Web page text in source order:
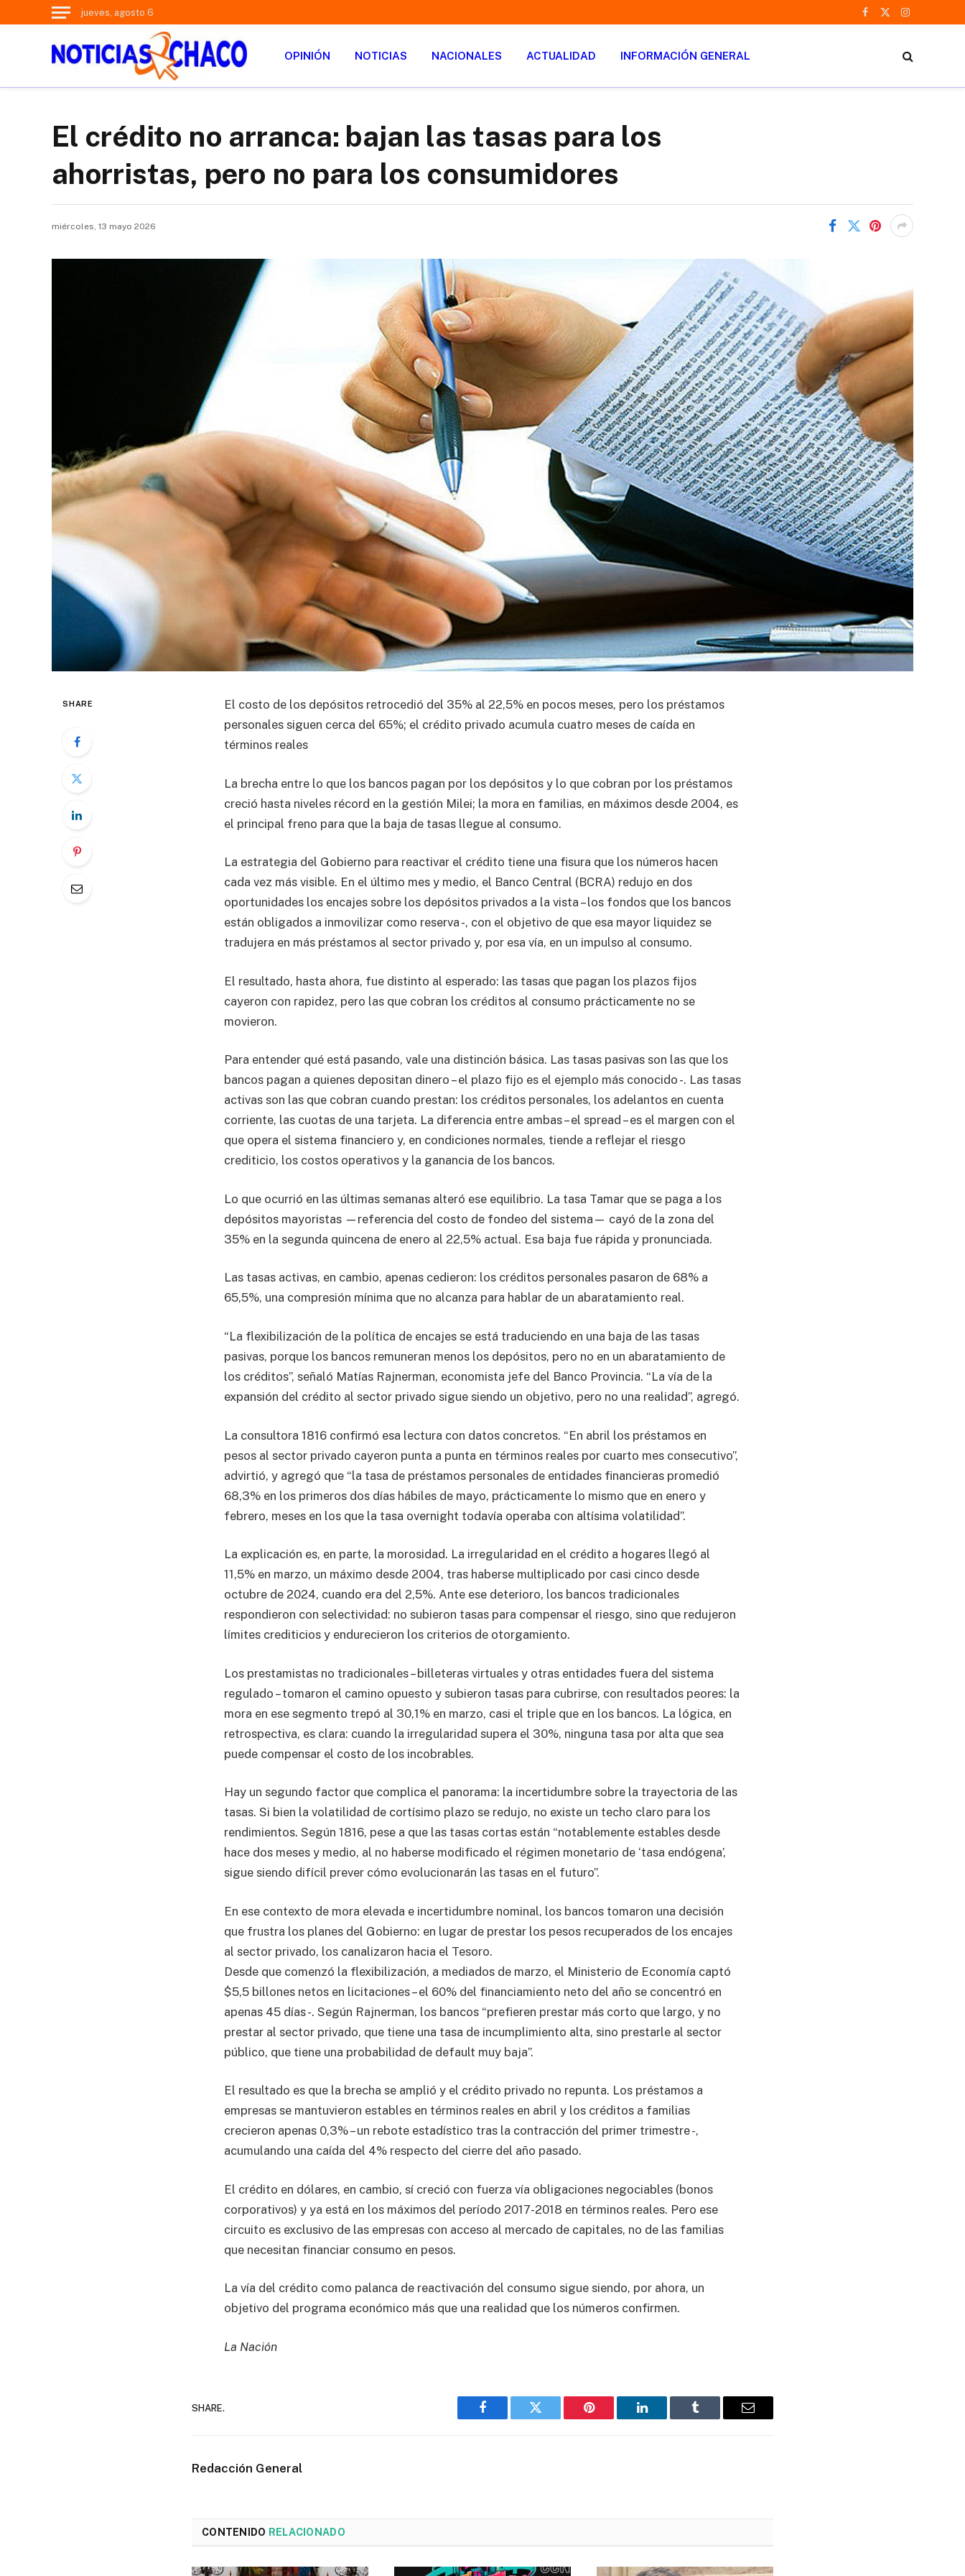
jueves, agosto 6
Facebook
X
Instagram
OPINIÓN NOTICIAS NACIONALES ACTUALIDAD INFORMACIÓN GENERAL
El crédito no arranca: bajan las tasas para los
ahorristas, pero no para los consumidores
miércoles, 13 mayo 2026
SHARE
El costo de los depósitos retrocedió del 35% al 22,5% en pocos meses, pero los préstamos
personales siguen cerca del 65%; el crédito privado acumula cuatro meses de caída en
términos reales
La brecha entre lo que los bancos pagan por los depósitos y lo que cobran por los préstamos
creció hasta niveles récord en la gestión Milei; la mora en familias, en máximos desde 2004, es
el principal freno para que la baja de tasas llegue al consumo.
La estrategia del Gobierno para reactivar el crédito tiene una fisura que los números hacen
cada vez más visible. En el último mes y medio, el Banco Central (BCRA) redujo en dos
oportunidades los encajes sobre los depósitos privados a la vista – los fondos que los bancos
están obligados a inmovilizar como reserva -, con el objetivo de que esa mayor liquidez se
tradujera en más préstamos al sector privado y, por esa vía, en un impulso al consumo.
El resultado, hasta ahora, fue distinto al esperado: las tasas que pagan los plazos fijos
cayeron con rapidez, pero las que cobran los créditos al consumo prácticamente no se
movieron.
Para entender qué está pasando, vale una distinción básica. Las tasas pasivas son las que los
bancos pagan a quienes depositan dinero – el plazo fijo es el ejemplo más conocido -. Las tasas
activas son las que cobran cuando prestan: los créditos personales, los adelantos en cuenta
corriente, las cuotas de una tarjeta. La diferencia entre ambas – el spread – es el margen con el
que opera el sistema financiero y, en condiciones normales, tiende a reflejar el riesgo
crediticio, los costos operativos y la ganancia de los bancos.
Lo que ocurrió en las últimas semanas alteró ese equilibrio. La tasa Tamar que se paga a los
depósitos mayoristas —referencia del costo de fondeo del sistema— cayó de la zona del
35% en la segunda quincena de enero al 22,5% actual. Esa baja fue rápida y pronunciada.
Las tasas activas, en cambio, apenas cedieron: los créditos personales pasaron de 68% a
65,5%, una compresión mínima que no alcanza para hablar de un abaratamiento real.
“La flexibilización de la política de encajes se está traduciendo en una baja de las tasas
pasivas, porque los bancos remuneran menos los depósitos, pero no en un abaratamiento de
los créditos”, señaló Matías Rajnerman, economista jefe del Banco Provincia. “La vía de la
expansión del crédito al sector privado sigue siendo un objetivo, pero no una realidad”, agregó.
La consultora 1816 confirmó esa lectura con datos concretos. “En abril los préstamos en
pesos al sector privado cayeron punta a punta en términos reales por cuarto mes consecutivo”,
advirtió, y agregó que “la tasa de préstamos personales de entidades financieras promedió
68,3% en los primeros dos días hábiles de mayo, prácticamente lo mismo que en enero y
febrero, meses en los que la tasa overnight todavía operaba con altísima volatilidad”.
La explicación es, en parte, la morosidad. La irregularidad en el crédito a hogares llegó al
11,5% en marzo, un máximo desde 2004, tras haberse multiplicado por casi cinco desde
octubre de 2024, cuando era del 2,5%. Ante ese deterioro, los bancos tradicionales
respondieron con selectividad: no subieron tasas para compensar el riesgo, sino que redujeron
límites crediticios y endurecieron los criterios de otorgamiento.
Los prestamistas no tradicionales – billeteras virtuales y otras entidades fuera del sistema
regulado – tomaron el camino opuesto y subieron tasas para cubrirse, con resultados peores: la
mora en ese segmento trepó al 30,1% en marzo, casi el triple que en los bancos. La lógica, en
retrospectiva, es clara: cuando la irregularidad supera el 30%, ninguna tasa por alta que sea
puede compensar el costo de los incobrables.
Hay un segundo factor que complica el panorama: la incertidumbre sobre la trayectoria de las
tasas. Si bien la volatilidad de cortísimo plazo se redujo, no existe un techo claro para los
rendimientos. Según 1816, pese a que las tasas cortas están “notablemente estables desde
hace dos meses y medio, al no haberse modificado el régimen monetario de ‘tasa endógena’,
sigue siendo difícil prever cómo evolucionarán las tasas en el futuro”.
En ese contexto de mora elevada e incertidumbre nominal, los bancos tomaron una decisión
que frustra los planes del Gobierno: en lugar de prestar los pesos recuperados de los encajes
al sector privado, los canalizaron hacia el Tesoro.
Desde que comenzó la flexibilización, a mediados de marzo, el Ministerio de Economía captó
$5,5 billones netos en licitaciones – el 60% del financiamiento neto del año se concentró en
apenas 45 días -. Según Rajnerman, los bancos “prefieren prestar más corto que largo, y no
prestar al sector privado, que tiene una tasa de incumplimiento alta, sino prestarle al sector
público, que tiene una probabilidad de default muy baja”.
El resultado es que la brecha se amplió y el crédito privado no repunta. Los préstamos a
empresas se mantuvieron estables en términos reales en abril y los créditos a familias
crecieron apenas 0,3% – un rebote estadístico tras la contracción del primer trimestre -,
acumulando una caída del 4% respecto del cierre del año pasado.
El crédito en dólares, en cambio, sí creció con fuerza vía obligaciones negociables (bonos
corporativos) y ya está en los máximos del período 2017-2018 en términos reales. Pero ese
circuito es exclusivo de las empresas con acceso al mercado de capitales, no de las familias
que necesitan financiar consumo en pesos.
La vía del crédito como palanca de reactivación del consumo sigue siendo, por ahora, un
objetivo del programa económico más que una realidad que los números confirmen.
La Nación
SHARE.
Facebook Twitter Pinterest LinkedIn Tumblr Email
Redacción General
CONTENIDO RELACIONADO